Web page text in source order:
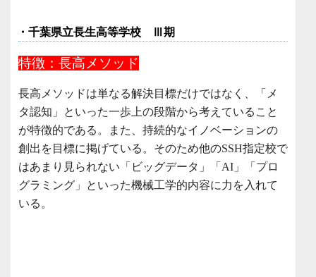
・千葉県立長生高等学校 Ⅲ期
特徴：長高メソッド
長高メソッドは単なる解決目標だけではなく、「メ
タ認知」といった一歩上の段階から考えていること
が特徴的である。また、持続的なイノベーションの
創出を目標に掲げている。そのため他のSSH指定校で
はあまり見られない「ビッグデータ」「AI」「プロ
グラミング」といった機械工学的内容に力を入れて
いる。